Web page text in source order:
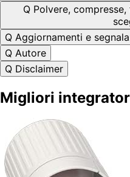
Q Polvere,
Q Aggiornamenti e
Q Autore
Q Disclaimer
Migliori